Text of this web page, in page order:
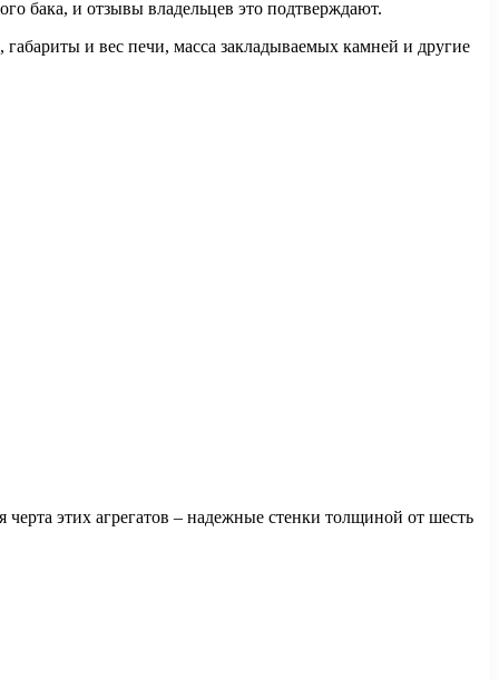
бака, и отзывы владельцев это подтверждают.
и вес печи, масса закладываемых камней и другие
этих агрегатов – надежные стенки толщиной от шесть